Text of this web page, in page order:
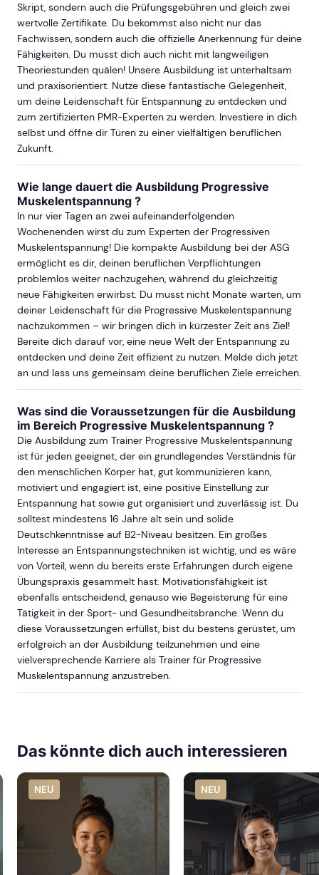
Skript, sondern auch die Prüfungsgebühren und gleich zwei
wertvolle Zertifikate. Du bekommst also nicht nur das
Fachwissen, sondern auch die offizielle Anerkennung für deine
Fähigkeiten. Du musst dich auch nicht mit langweiligen
Theoriestunden quälen! Unsere Ausbildung ist unterhaltsam
und praxisorientiert. Nutze diese fantastische Gelegenheit,
um deine Leidenschaft für Entspannung zu entdecken und
zum zertifizierten PMR-Experten zu werden. Investiere in dich
selbst und öffne dir Türen zu einer vielfältigen beruflichen
Zukunft.
Wie lange dauert die Ausbildung Progressive
Muskelentspannung ?
In nur vier Tagen an zwei aufeinanderfolgenden
Wochenenden wirst du zum Experten der Progressiven
Muskelentspannung! Die kompakte Ausbildung bei der ASG
ermöglicht es dir, deinen beruflichen Verpflichtungen
problemlos weiter nachzugehen, während du gleichzeitig
neue Fähigkeiten erwirbst. Du musst nicht Monate warten, um
deiner Leidenschaft für die Progressive Muskelentspannung
nachzukommen – wir bringen dich in kürzester Zeit ans Ziel!
Bereite dich darauf vor, eine neue Welt der Entspannung zu
entdecken und deine Zeit effizient zu nutzen. Melde dich jetzt
an und lass uns gemeinsam deine beruflichen Ziele erreichen.
Was sind die Voraussetzungen für die Ausbildung
im Bereich Progressive Muskelentspannung ?
Die Ausbildung zum Trainer Progressive Muskelentspannung
ist für jeden geeignet, der ein grundlegendes Verständnis für
den menschlichen Körper hat, gut kommunizieren kann,
motiviert und engagiert ist, eine positive Einstellung zur
Entspannung hat sowie gut organisiert und zuverlässig ist. Du
solltest mindestens 16 Jahre alt sein und solide
Deutschkenntnisse auf B2-Niveau besitzen. Ein großes
Interesse an Entspannungstechniken ist wichtig, und es wäre
von Vorteil, wenn du bereits erste Erfahrungen durch eigene
Übungspraxis gesammelt hast. Motivationsfähigkeit ist
ebenfalls entscheidend, genauso wie Begeisterung für eine
Tätigkeit in der Sport- und Gesundheitsbranche. Wenn du
diese Voraussetzungen erfüllst, bist du bestens gerüstet, um
erfolgreich an der Ausbildung teilzunehmen und eine
vielversprechende Karriere als Trainer für Progressive
Muskelentspannung anzustreben.
Das könnte dich auch interessieren
NEU NEU